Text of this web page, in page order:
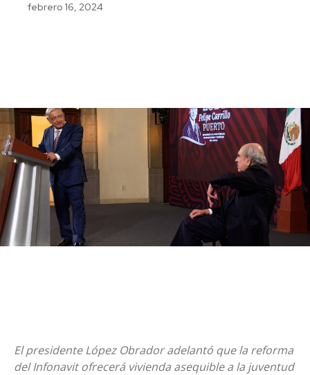
febrero 16, 2024
El presidente López Obrador adelantó que la reforma
del Infonavit ofrecerá vivienda asequible a la juventud